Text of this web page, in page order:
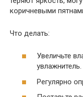
коричневыми
Что делать:
Увеличьте
увлажнитель.
Регулярно